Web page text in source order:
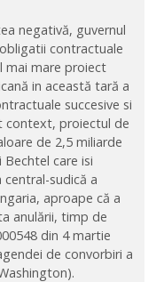
negativă, guvernul
contractuale
mai mare proiect
in această tară a
succesive si
context, proiectul de
de 2,5 miliarde
Bechtel care isi
sudică a
aproape că a
anulării, timp de
din 4 martie
de convorbiri a